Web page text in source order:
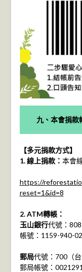
九、本會捐款
【多元捐款方式】
1. 線上捐款： 本會
https://
reset=1&id=8
2. ATM轉帳：
玉山銀行代號：808
帳號：1159-940-
郵局代號：700（台
郵局帳號：